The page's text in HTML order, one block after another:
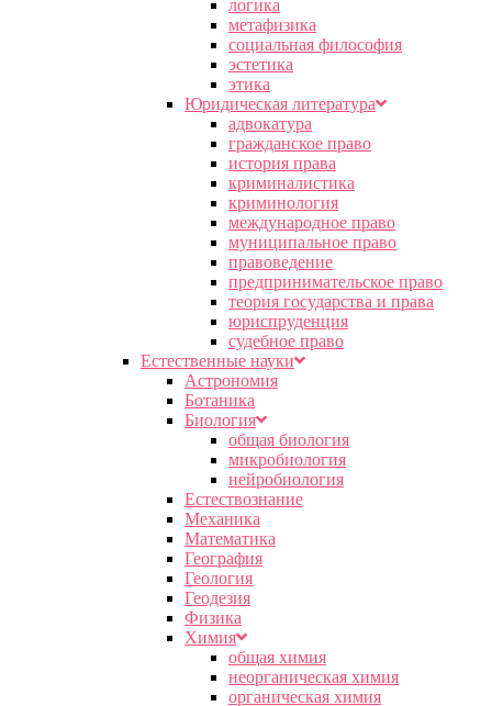
логика
метафизика
социальная философия
эстетика
этика
Юридическая литература
адвокатура
гражданское право
история права
криминалистика
криминология
международное право
муниципальное право
правоведение
предпринимательское право
теория государства и права
юриспруденция
судебное право
Естественные науки
Астрономия
Ботаника
Биология
общая биология
микробиология
нейробиология
Естествознание
Механика
Математика
География
Геология
Геодезия
Физика
Химия
общая химия
неорганическая химия
органическая химия